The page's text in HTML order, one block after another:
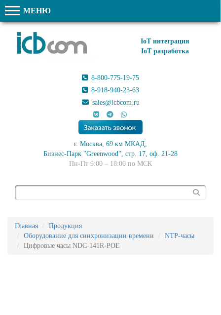
МЕНЮ
IoT интеграция
IoT разработка
8-800-775-19-75
8-918-940-23-63
sales@icbcom.ru
г. Москва, 69 км МКАД,
Бизнес-Парк "Greenwood", стр. 17, оф. 21-28
Пн-Пт 9:00 – 18:00 по МСК
Главная
Продукция
Оборудование для синхронизации времени
NTP-часы
Цифровые часы NDC-141R-POE